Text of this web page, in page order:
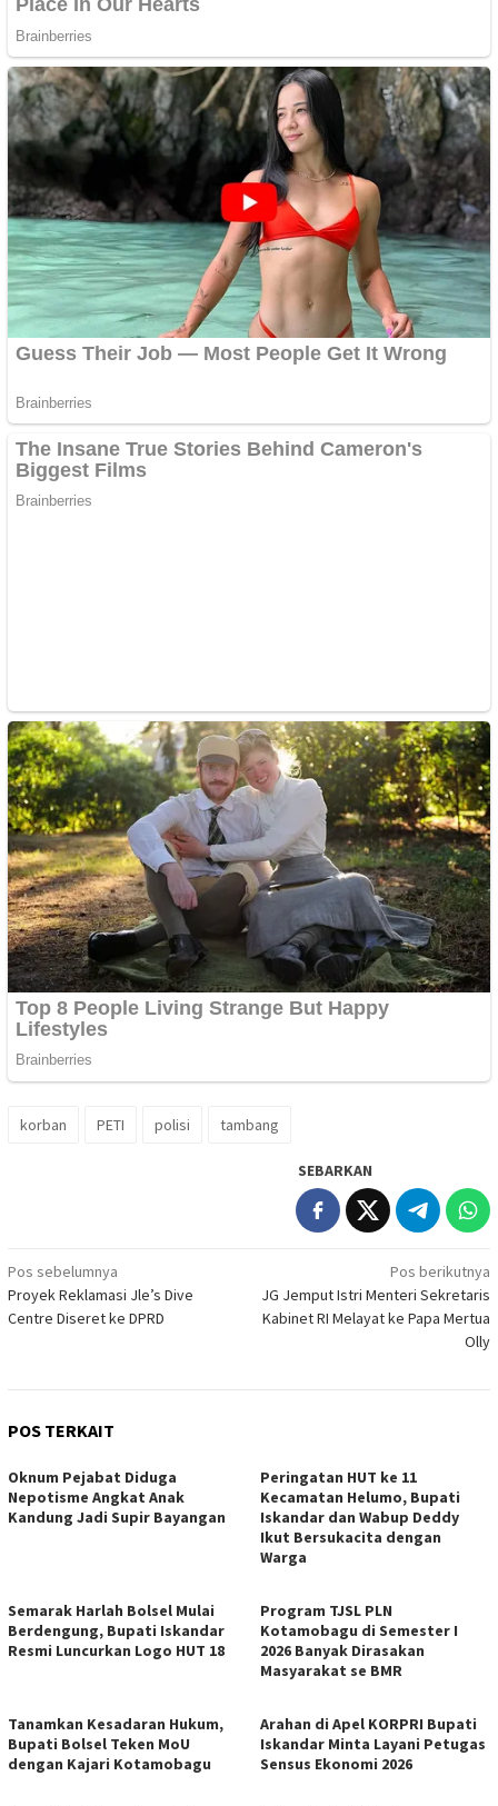
korban PETI polisi tambang
SEBARKAN
Navigasi
pos
Pos sebelumnya
Proyek Reklamasi Jle’s Dive
Centre Diseret ke DPRD
Pos berikutnya
JG Jemput Istri Menteri Sekretaris
Kabinet RI Melayat ke Papa Mertua
Olly
POS TERKAIT
Oknum Pejabat Diduga
Nepotisme Angkat Anak
Kandung Jadi Supir Bayangan
Peringatan HUT ke 11
Kecamatan Helumo, Bupati
Iskandar dan Wabup Deddy
Ikut Bersukacita dengan
Warga
Semarak Harlah Bolsel Mulai
Berdengung, Bupati Iskandar
Resmi Luncurkan Logo HUT 18
Program TJSL PLN
Kotamobagu di Semester I
2026 Banyak Dirasakan
Masyarakat se BMR
Tanamkan Kesadaran Hukum,
Bupati Bolsel Teken MoU
dengan Kajari Kotamobagu
Arahan di Apel KORPRI Bupati
Iskandar Minta Layani Petugas
Sensus Ekonomi 2026